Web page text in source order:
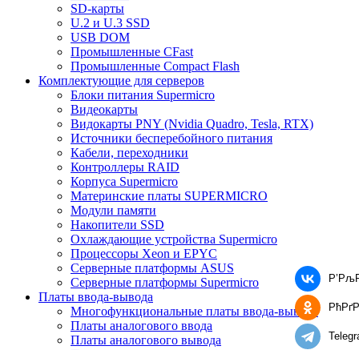
SD-карты
U.2 и U.3 SSD
USB DOM
Промышленные CFast
Промышленные Compact Flash
Комплектующие для серверов
Блоки питания Supermicro
Видеокарты
Видокарты PNY (Nvidia Quadro, Tesla, RTX)
Источники бесперебойного питания
Кабели, переходники
Контроллеры RAID
Корпуса Supermicro
Материнские платы SUPERMICRO
Модули памяти
Накопители SSD
Охлаждающие устройства Supermicro
Процессоры Xeon и EPYC
Серверные платформы ASUS
Серверные платформы Supermicro
Платы ввода-вывода
Многофункциональные платы ввода-вывода
Платы аналогового ввода
Платы аналогового вывода